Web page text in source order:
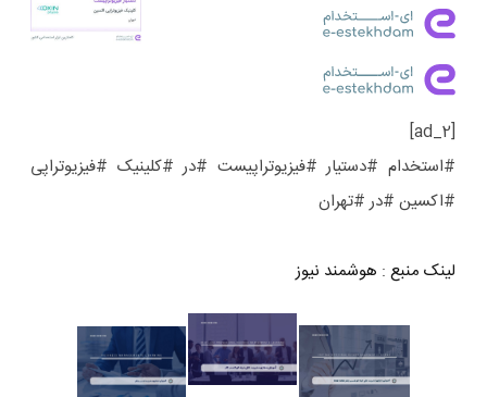
[ad_2]
#استخدام #دستیار #فیزیوتراپیست #در #کلینیک #فیزیوتراپی
#اکسین #در #تهران
لینک منبع : هوشمند نیوز